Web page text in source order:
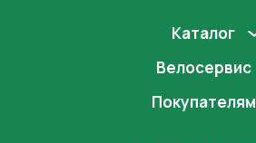
Каталог
Велосервис
Покупателям